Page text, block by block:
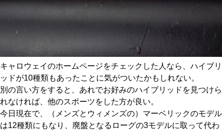
キャロウェイのホームページをチェックした人なら、ハイブリ
ッドが10種類もあったことに気がついたかもしれない。
別の言い方をすると、あれでお好みのハイブリッドを見つけら
れなければ、他のスポーツをした方が良い。
今日現在で、（メンズとウィメンズの）マーベリックのモデル
は12種類にもなり、廃盤となるローグの3モデルに取って代わ